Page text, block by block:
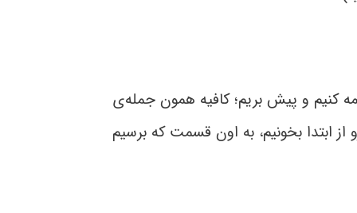
کنیم و پیش بریم؛ کافیه همون جمله‌ی
ابتدا بخونیم، به اون قسمت که برسیم